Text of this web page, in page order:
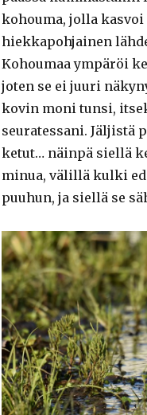
kohouma, jolla
hiekkapohjainen
Kohoumaa ympäröi
joten se ei juuri
kovin moni tunsi,
seuratessani. Jäljistä
ketut… näinpä siellä
minua, välillä kulki
puuhun, ja siellä se